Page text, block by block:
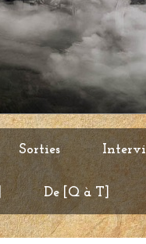
Sorties
De [Q à T]